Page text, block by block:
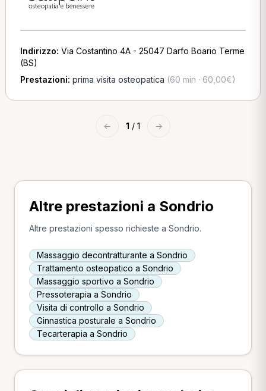
Indirizzo: Via Costantino 4A - 25047 Darfo Boario Terme
(BS)
Prestazioni: prima visita osteopatica (60 min · 60,00€)
← 1 / 1 →
Altre prestazioni a Sondrio
Altre prestazioni spesso richieste a Sondrio.
Massaggio decontratturante a Sondrio
Trattamento osteopatico a Sondrio
Massaggio sportivo a Sondrio
Pressoterapia a Sondrio
Visita di controllo a Sondrio
Ginnastica posturale a Sondrio
Tecarterapia a Sondrio